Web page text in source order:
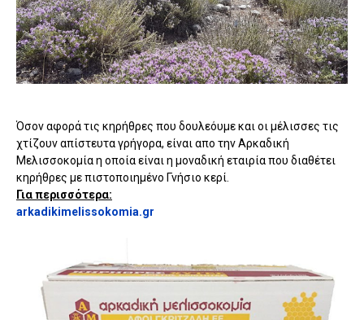
Όσον αφορά τις κηρήθρες που δουλεόυμε και οι μέλισσες τις
χτίζουν απίστευτα γρήγορα, είναι απο την Αρκαδική
Μελισσοκομία η οποία είναι η μοναδική εταιρία που διαθέτει
κηρήθρες με πιστοποιημένο Γνήσιο κερί.
Για περισσότερα:
arkadikimelissokomia.gr